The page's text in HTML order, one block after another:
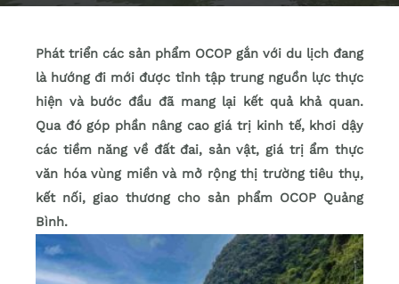
Phát triển các sản phẩm OCOP gắn với du lịch đang
là hướng đi mới được tỉnh tập trung nguồn lực thực
hiện và bước đầu đã mang lại kết quả khả quan.
Qua đó góp phần nâng cao giá trị kinh tế, khơi dậy
các tiềm năng về đất đai, sản vật, giá trị ẩm thực
văn hóa vùng miền và mở rộng thị trường tiêu thụ,
kết nối, giao thương cho sản phẩm OCOP Quảng
Bình.